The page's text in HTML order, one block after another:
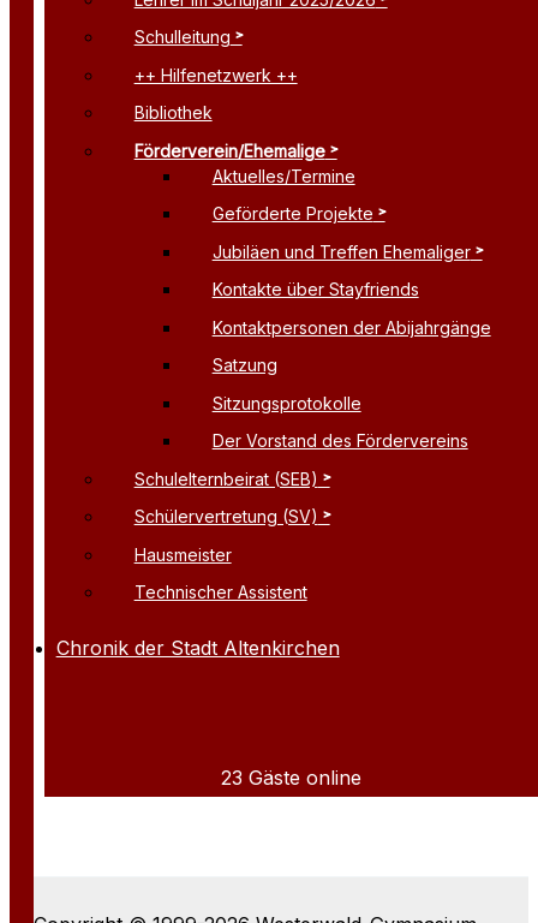
Schulleitung
++ Hilfenetzwerk ++
Bibliothek
Förderverein/Ehemalige
Aktuelles/Termine
Geförderte Projekte
Jubiläen und Treffen Ehemaliger
Kontakte über Stayfriends
Kontaktpersonen der Abijahrgänge
Satzung
Sitzungsprotokolle
Der Vorstand des Fördervereins
Schulelternbeirat (SEB)
Schülervertretung (SV)
Hausmeister
Technischer Assistent
Chronik der Stadt Altenkirchen
23 Gäste online